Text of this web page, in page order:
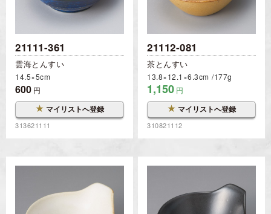
21111-361
雲海とんすい
14.5×5cm
600 円
★ マイリストへ登録
313621111
21112-081
茶とんすい
13.8×12.1×6.3cm 177g
1,150 円
★ マイリストへ登録
310821112